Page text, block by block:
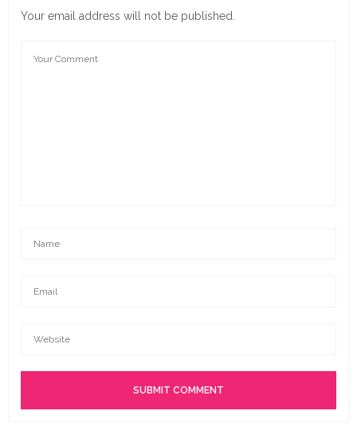
Your email address will not be published.